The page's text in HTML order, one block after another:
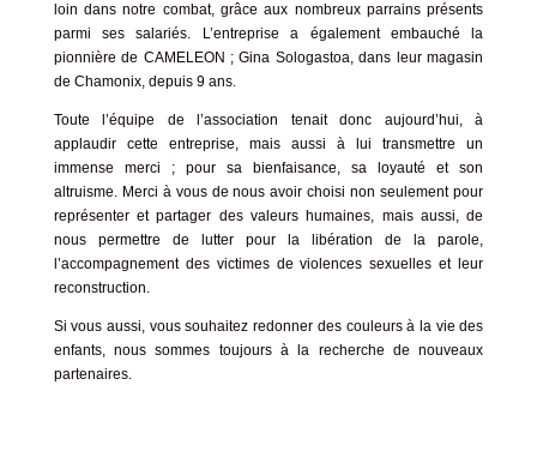
loin dans notre combat, grâce aux nombreux parrains présents
parmi ses salariés. L’entreprise a également embauché la
pionnière de CAMELEON ; Gina Sologastoa, dans leur magasin
de Chamonix, depuis 9 ans.
Toute l’équipe de l’association tenait donc aujourd’hui, à
applaudir cette entreprise, mais aussi à lui transmettre un
immense merci ; pour sa bienfaisance, sa loyauté et son
altruisme. Merci à vous de nous avoir choisi non seulement pour
représenter et partager des valeurs humaines, mais aussi, de
nous permettre de lutter pour la libération de la parole,
l’accompagnement des victimes de violences sexuelles et leur
reconstruction.
Si vous aussi, vous souhaitez redonner des couleurs à la vie des
enfants, nous sommes toujours à la recherche de nouveaux
partenaires.